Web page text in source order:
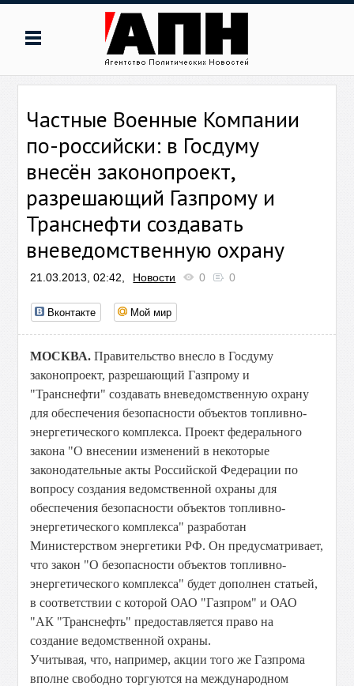
Частные Военные Компании
по-российски: в Госдуму
внесён законопроект,
разрешающий Газпрому и
Транснефти создавать
вневедомственную охрану
21.03.2013, 02:42, Новости 0 0
Вконтакте Мой мир
МОСКВА. Правительство внесло в Госдуму
законопроект, разрешающий Газпрому и
"Транснефти" создавать вневедомственную охрану
для обеспечения безопасности объектов топливно-
энергетического комплекса. Проект федерального
закона "О внесении изменений в некоторые
законодательные акты Российской Федерации по
вопросу создания ведомственной охраны для
обеспечения безопасности объектов топливно-
энергетического комплекса" разработан
Министерством энергетики РФ. Он предусматривает,
что закон "О безопасности объектов топливно-
энергетического комплекса" будет дополнен статьей,
в соответствии с которой ОАО "Газпром" и ОАО
"АК "Транснефть" предоставляется право на
создание ведомственной охраны.
Учитывая, что, например, акции того же Газпрома
вполне свободно торгуются на международном